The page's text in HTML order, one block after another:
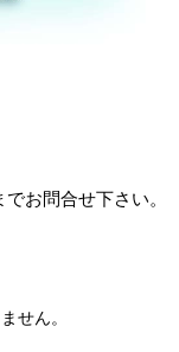
お問合せ下さい。
せん。